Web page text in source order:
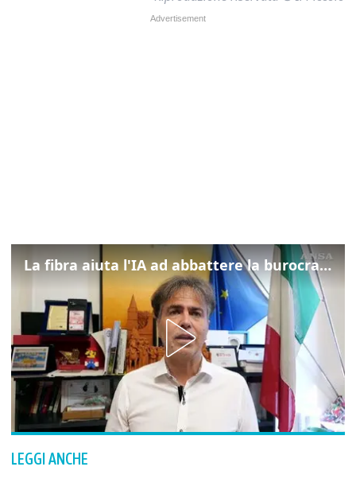
La fibra aiuta l'IA ad abbattere la burocrazia, progetto pilota in Veneto
LEGGI ANCHE